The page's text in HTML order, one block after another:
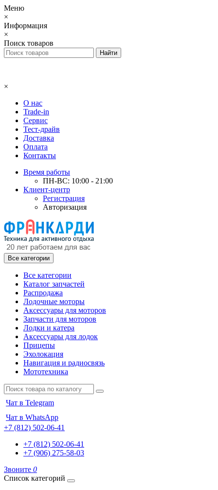
Меню
×
Информация
×
Поиск товаров
×
О нас
Trade-in
Сервис
Тест-драйв
Доставка
Оплата
Контакты
Время работы
ПН-ВС: 10:00 - 21:00
Клиент-центр
Регистрация
Авторизация
Все категории
Все категории
Каталог запчастей
Распродажа
Лодочные моторы
Аксессуары для моторов
Запчасти для моторов
Лодки и катера
Аксессуары для лодок
Прицепы
Эхолокация
Навигация и радиосвязь
Мототехника
Чат в Telegram
Чат в WhatsApp
+7 (812) 502-06-41
+7 (812) 502-06-41
+7 (906) 275-58-03
Звоните 0
Список категорий